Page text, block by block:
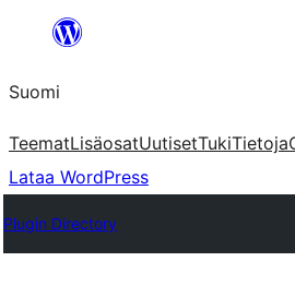
Suomi
TeematLisäosatUutisetTukiTietoja
Lataa WordPress
Plugin Directory